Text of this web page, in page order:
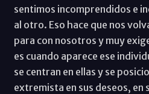
sentimos incomprendidos e
al otro. Eso hace que nos
para con nosotros y muy
es cuando aparece ese
se centran en ellas y se
extremista en sus deseos, en